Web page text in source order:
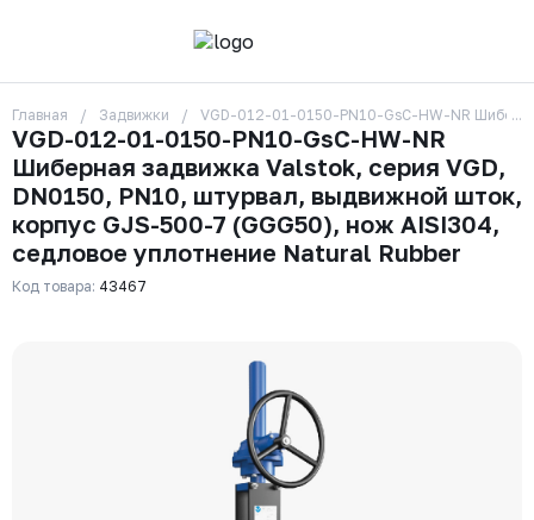
О компании
Контакты
Бренды
Отзывы
Сотрудники
Вакансии
Доставка
Оплата
zakaz325@ks-rus.com
Email для связи
Одинцово, Внуковская 9, пав. 31
Главная Задвижки VGD-012-01-0150-PN10-GsC-HW-NR
VGD-012-01-0150-PN10-GsC-HW-NR
Шиберная задвижка Valstok, серия VGD,
DN0150, PN10, штурвал, выдвижной шток,
корпус GJS-500-7 (GGG50), нож AISI304,
седловое уплотнение Natural Rubber
Код товара: 43467